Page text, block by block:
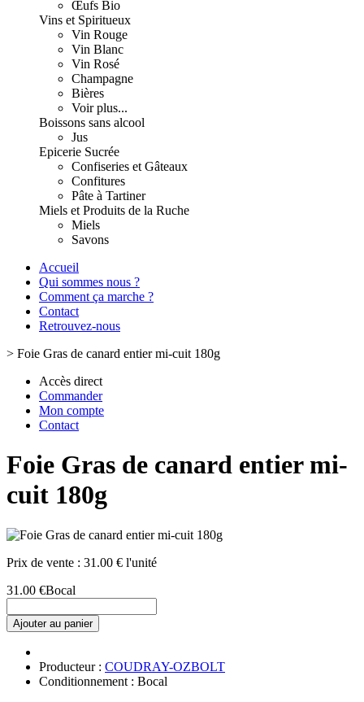
Œufs Bio
Vins et Spiritueux
Vin Rouge
Vin Blanc
Vin Rosé
Champagne
Bières
Voir plus...
Boissons sans alcool
Jus
Epicerie Sucrée
Confiseries et Gâteaux
Confitures
Pâte à Tartiner
Miels et Produits de la Ruche
Miels
Savons
Accueil
Qui sommes nous ?
Comment ça marche ?
Contact
Retrouvez-nous
> Foie Gras de canard entier mi-cuit 180g
Accès direct
Commander
Mon compte
Contact
Foie Gras de canard entier mi-
cuit 180g
Prix de vente : 31.00 € l'unité
31.00 €Bocal
Ajouter au panier
Producteur : COUDRAY-OZBOLT
Conditionnement : Bocal